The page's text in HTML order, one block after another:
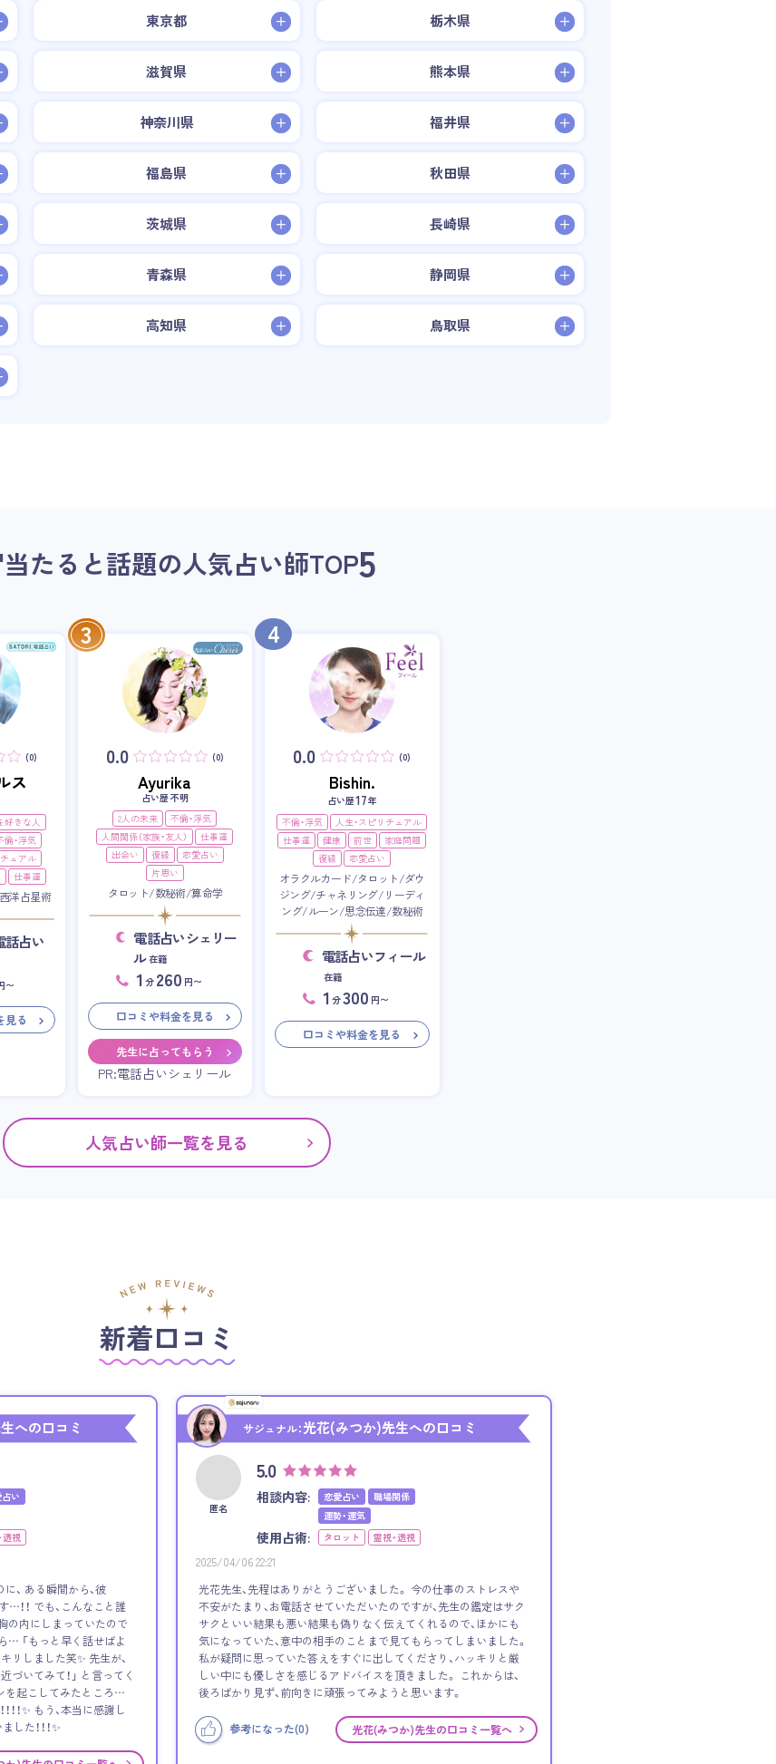
東京都 栃木県
滋賀県 熊本県
神奈川県 福井県
福島県 秋田県
茨城県 長崎県
青森県 静岡県
高知県 鳥取県
たると話題の人気占い師TOP5
(0)
ス
好きな人
倫・浮気
ュアル
仕事運
洋占星術
話占い
〜
見る
3
0.0 (0)
Ayurika
占い歴 不明
2人の未来
不倫・浮気
人間関係（家族・友人）
仕事運
出会い
復縁
恋愛占い
片思い
タロット/数秘術/算命学
電話占いシェリー
ル在籍
1 分 260 円〜
口コミや料金を見る
先生に占ってもらう
PR:電話占いシェリール
4
0.0 (0)
Bishin.
占い歴17年
不倫・浮気
人生・スピリチュアル
仕事運
健康 前世
家庭問題
復縁
恋愛占い
オラクルカード/タロット/ダウ
ジング/チャネリング/リーディ
ング/ルーン/思念伝達/数秘術
電話占いフィール
在籍
1 分300 円〜
口コミや料金を見る
人気占い師一覧を見る
新着口コミ
への口コミ
い
透視
、 ある瞬間から、彼
！！ でも、こんなこと誰
の内にしまっていたので
… 「もっと早く話せばよ
リしました笑✨ 先生が、
づいてみて！」 と言ってく
を起こしてみたところ…
！！✨ もう、本当に感謝し
した！！！✨
サジュナル：光花(みつか)先生への口コミ
匿名
5.0
相談内容: 恋愛占い
職場関係
運勢・運気
使用占術: タロット 霊視・透視
2025/04/06 22:21
光花先生、先程はありがとうございました。 今の仕事のストレスや
不安がたまり、お電話させていただいたのですが、先生の鑑定はサク
サクといい結果も悪い結果も偽りなく伝えてくれるので、ほかにも
気になっていた、意中の相手のことまで見てもらってしまいました。
私が疑問に思っていた答えをすぐに出してくださり、ハッキリと厳
しい中にも優しさを感じるアドバイスを頂きました。 これからは、
後ろばかり見ず、前向きに頑張ってみようと思います。
参考になった(0) 光花(みつか)先生の口コミ一覧へ